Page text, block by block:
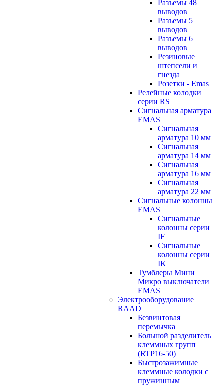
Разъемы 48
выводов
Разъемы 5
выводов
Разъемы 6
выводов
Резиновые
штепсели и
гнезда
Розетки - Emas
Релейные колодки
серии RS
Сигнальная арматура
EMAS
Сигнальная
арматура 10 мм
Сигнальная
арматура 14 мм
Сигнальная
арматура 16 мм
Сигнальная
арматура 22 мм
Сигнальные колонны
EMAS
Сигнальные
колонны серии
IF
Сигнальные
колонны серии
IK
Тумблеры Мини
Микро выключатели
EMAS
Электрооборудование
RAAD
Безвинтовая
перемычка
Большой разделитель
клеммных групп
(RTP16-50)
Быстрозажимные
клеммные колодки с
пружинным